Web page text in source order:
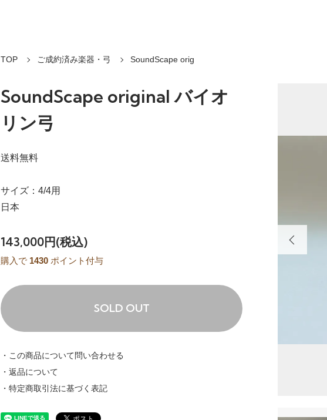
TOP ご成約済み楽器・弓 SoundScape orig
SoundScape original バイオ
リン弓
送料無料
サイズ：4/4用
日本
143,000円(税込)
購入で 1430 ポイント付与
SOLD OUT
・この商品について問い合わせる
・返品について
・特定商取引法に基づく表記